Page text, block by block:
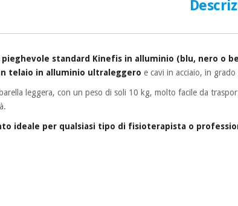
standard Kinefis in alluminio (blu, nero o
telaio in alluminio ultraleggero e cavi in acciaio, in
leggera, con un peso di soli 10 kg, molto facile da
ideale per qualsiasi tipo di fisioterapista o